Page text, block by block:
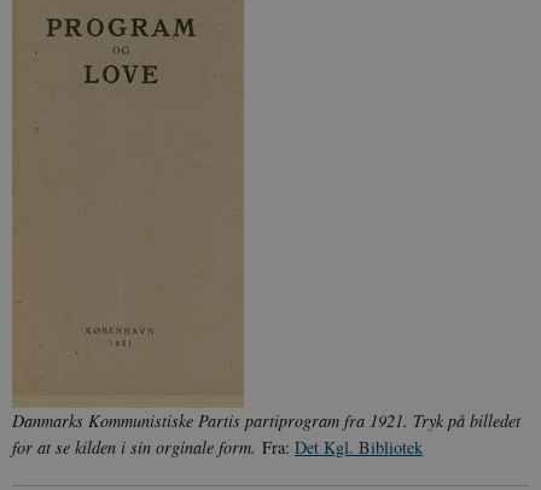
Danmarks Kommunistiske Partis partiprogram fra 1921. Tryk på billedet
for at se kilden i sin orginale form. Fra: Det Kgl. Bibliotek